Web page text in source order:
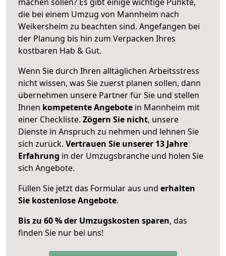
die bei einem Umzug von Mannheim nach
Weikersheim zu beachten sind. Angefangen bei
der Planung bis hin zum Verpacken Ihres
kostbaren Hab & Gut.
Wenn Sie durch Ihren alltäglichen Arbeitsstress
nicht wissen, was Sie zuerst planen sollen, dann
übernehmen unsere Partner für Sie und stellen
Ihnen kompetente Angebote in Mannheim mit
einer Checkliste. Zögern Sie nicht, unsere
Dienste in Anspruch zu nehmen und lehnen Sie
sich zurück. Vertrauen Sie unserer 13 Jahre
Erfahrung in der Umzugsbranche und holen Sie
sich Angebote.
Füllen Sie jetzt das Formular aus und erhalten
Sie kostenlose Angebote.
Bis zu 60 % der Umzugskosten sparen, das
finden Sie nur bei uns!